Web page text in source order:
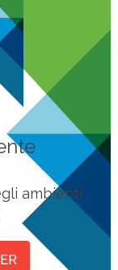
ambienti